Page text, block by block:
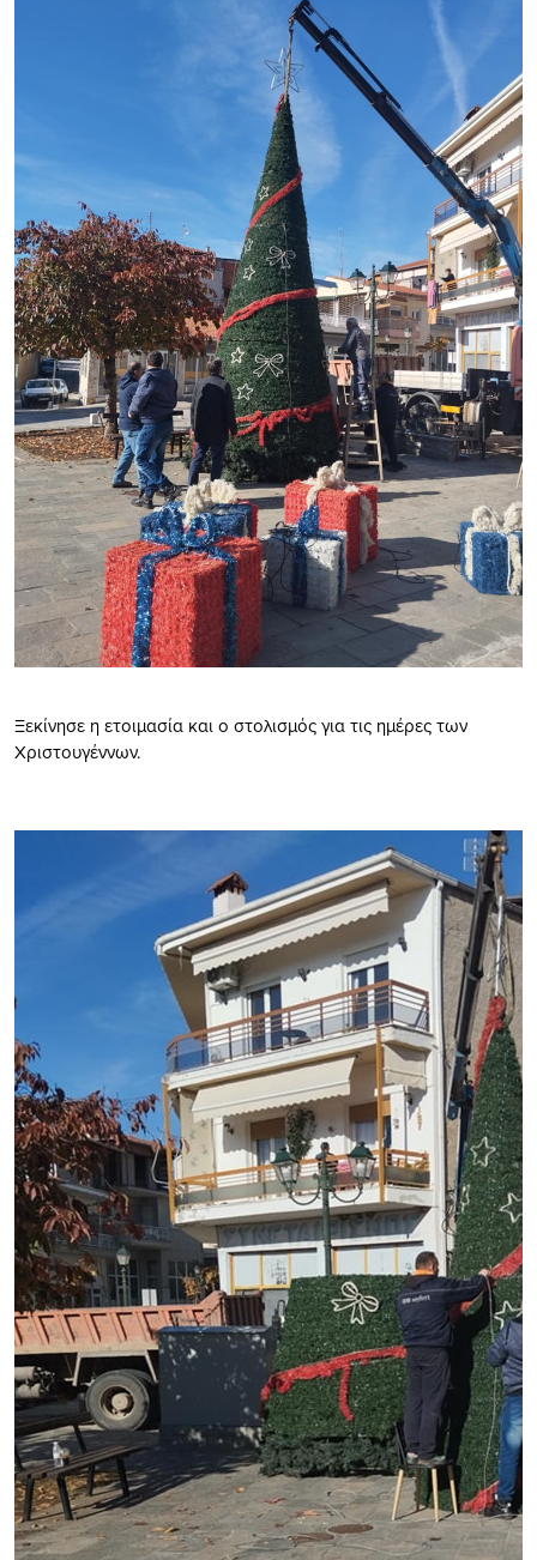
Ξεκίνησε η ετοιμασία και ο στολισμός για τις ημέρες των
Χριστουγέννων.